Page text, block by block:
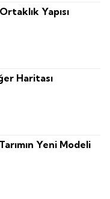
Yapısı
Haritası
Yeni Modeli